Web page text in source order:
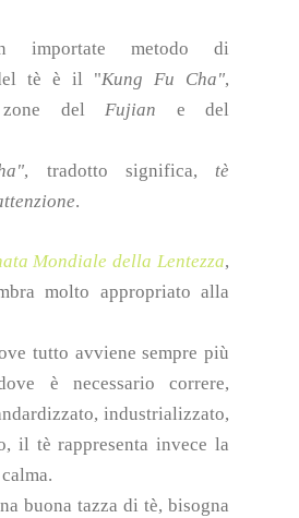
importate metodo di
tè è il "Kung Fu Cha",
del Fujian e del
, tradotto significa, tè
.
Mondiale della Lentezza,
molto appropriato alla
tutto avviene sempre più
è necessario correre,
industrializzato,
il tè rappresenta invece la
buona tazza di tè, bisogna